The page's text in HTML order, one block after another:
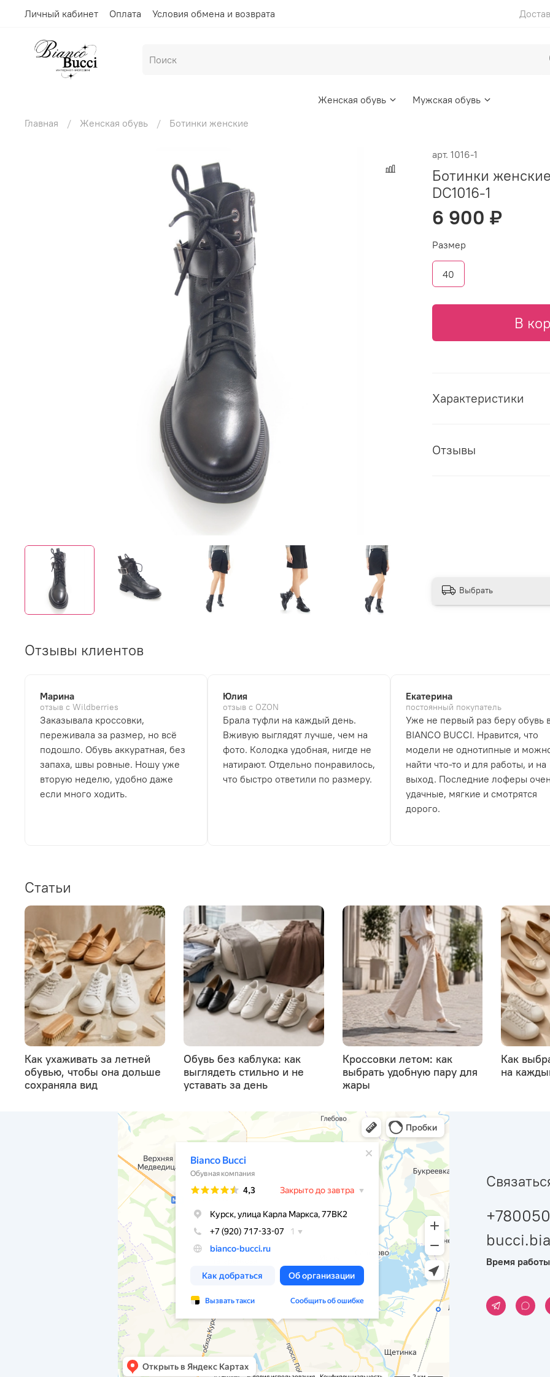
Личный кабинет Оплата Условия обмена и возврата
Женская обувь
Мужская обувь
Главная
Женская обувь Ботинки женские
арт. 1016-1
Ботинки
DС1016-1
6 900 ₽
В
Размер
40
Характеристики
Отзывы
Выбрать
Отзывы клиентов
Марина
отзыв с Wildberries
Заказывала кроссовки,
переживала за размер, но всё
подошло. Обувь аккуратная, без
запаха, швы ровные. Ношу уже
вторую неделю, удобно даже
если много ходить.
Юлия
отзыв с OZON
Брала туфли на каждый день.
Вживую выглядят лучше, чем на
фото. Колодка удобная, нигде не
натирают. Отдельно понравилось,
что быстро ответили по размеру.
Екатерина
постоянный покупатель
Уже не первый раз беру обувь
BIANCO BUCCI. Нравится, что
модели не однотипные и
найти что-то и для работы, и на
выход. Последние лоферы
удачные, мягкие и смотрятся
дорого.
Статьи
Как ухаживать за летней
обувью, чтобы она дольше
сохраняла вид
Обувь без каблука: как
выглядеть стильно и не
уставать за день
Кроссовки летом: как
выбрать удобную пару для
жары
Как
на
Время